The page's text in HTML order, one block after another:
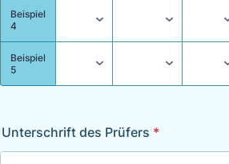
Beispiel
4
Beispiel
5
Unterschrift des Prüfers *